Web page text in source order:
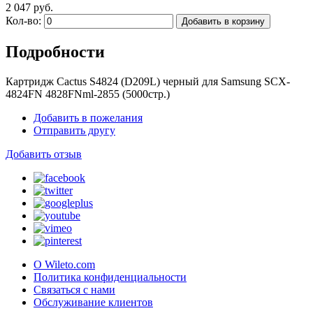
2 047 руб.
Кол-во:
Добавить в корзину
Подробности
Картридж Cactus S4824 (D209L) черный для Samsung SCX-
4824FN 4828FNml-2855 (5000стр.)
Добавить в пожелания
Отправить другу
Добавить отзыв
О Wileto.com
Политика конфиденциальности
Связаться с нами
Обслуживание клиентов